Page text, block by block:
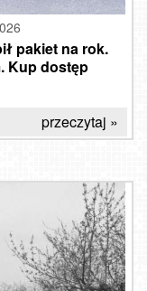
pakiet na rok.
Kup dostęp
przeczytaj »